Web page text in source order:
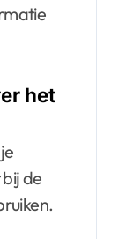
het
de